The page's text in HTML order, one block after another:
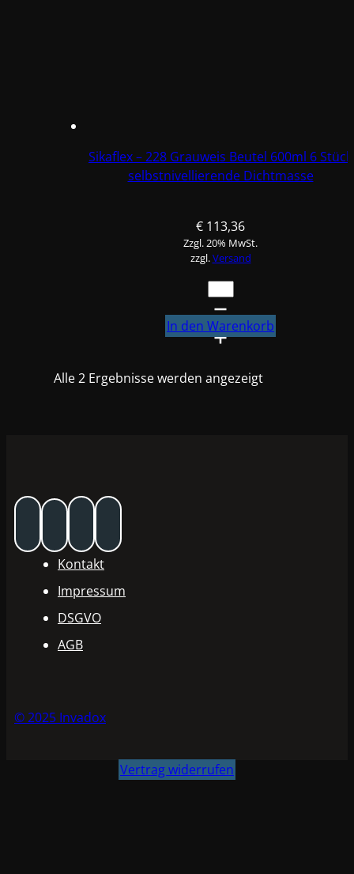
Sikaflex – 228 Grauweis Beutel 600ml 6 Stück
selbstnivellierende Dichtmasse
€ 113,36
Zzgl. 20% MwSt.
zzgl.Versand
Sikaflex
228
Grauweis
600ml
In den Warenkorb
Alle 2 Ergebnisse werden angezeigt
Kontakt
Impressum
DSGVO
AGB
© 2025 Invadox
Vertrag widerrufen